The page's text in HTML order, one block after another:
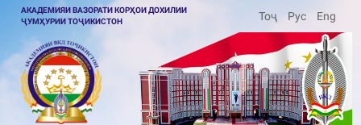
АКАДЕМИЯИ ВАЗОРАТИ КОРҲОИ ДОХИЛИИ
ҶУМҲУРИИ ТОҶИКИСТОН
Тоҷ Рус Eng